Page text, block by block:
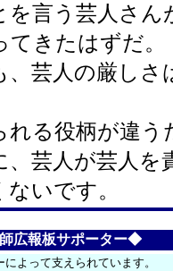
言う芸人さん
きたはずだ。
、芸人の厳しさ
れる役柄が違う
、芸人が芸人を
いです。
広報板サポーター◆
よって支えられています。